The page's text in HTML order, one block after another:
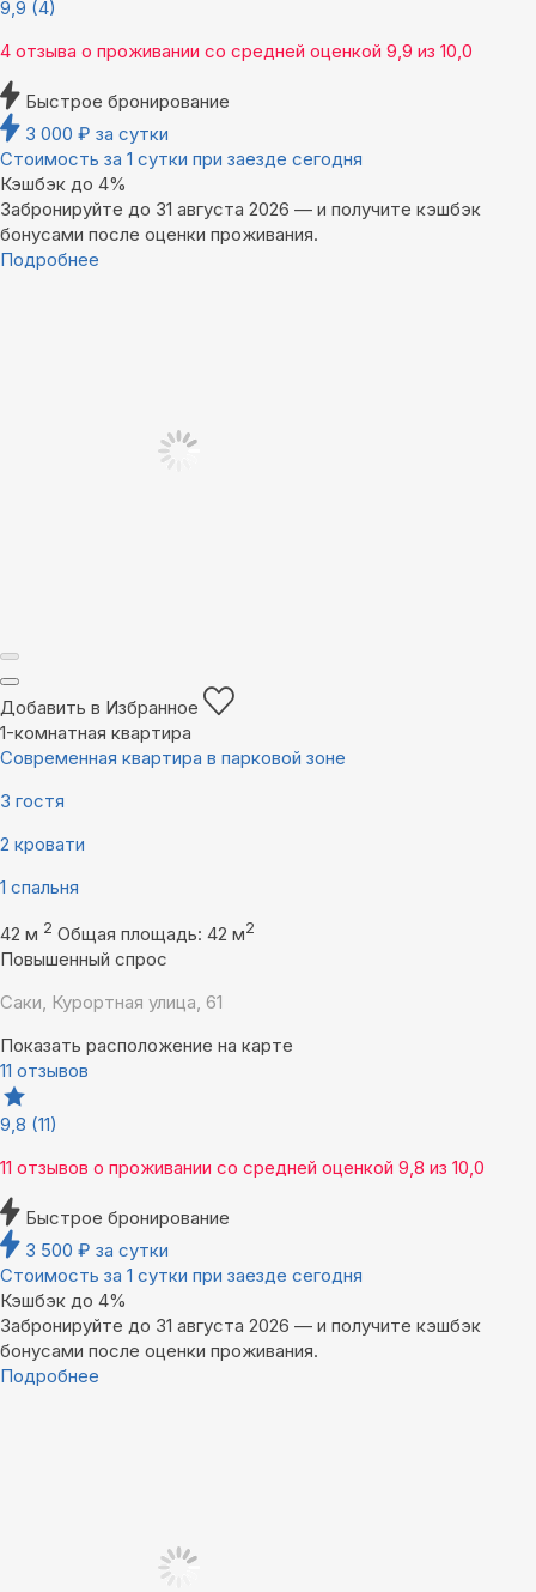
9,9 (4)
4 отзыва о проживании со средней оценкой 9,9 из 10,0
Быстрое бронирование
3 000 ₽ за сутки
Стоимость за 1 сутки при заезде сегодня
Кэшбэк до 4%
Забронируйте до 31 августа 2026 — и получите кэшбэк
бонусами после оценки проживания.
Подробнее
Добавить в Избранное
1-комнатная квартира
Современная квартира в парковой зоне
3 гостя
2 кровати
1 спальня
42 м 2 Общая площадь: 42 м2
Повышенный спрос
Саки, Курортная улица, 61
Показать расположение на карте
11 отзывов
9,8 (11)
11 отзывов о проживании со средней оценкой 9,8 из 10,0
Быстрое бронирование
3 500 ₽ за сутки
Стоимость за 1 сутки при заезде сегодня
Кэшбэк до 4%
Забронируйте до 31 августа 2026 — и получите кэшбэк
бонусами после оценки проживания.
Подробнее